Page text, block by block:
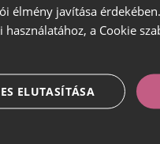
élmény javítása
a Cookie
ELUTASÍTÁSA